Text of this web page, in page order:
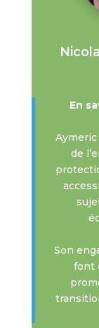
En
de
Son
font